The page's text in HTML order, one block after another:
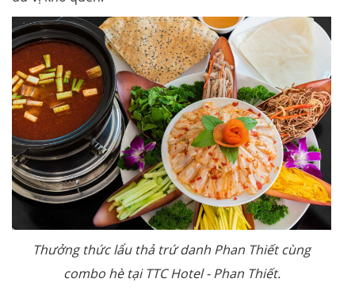
Thưởng thức lẩu thả trứ danh Phan Thiết cùng
combo hè tại TTC Hotel-Phan Thiết.